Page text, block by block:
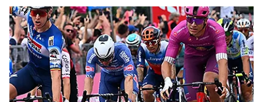
Balonmano
Kirolak 360
Atletismo